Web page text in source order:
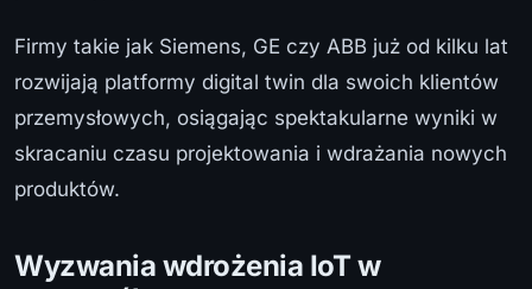
Firmy takie jak Siemens, GE czy ABB już od kilku lat
rozwijają platformy digital twin dla swoich klientów
przemysłowych, osiągając spektakularne wyniki w
skracaniu czasu projektowania i wdrażania nowych
produktów.
Wyzwania wdrożenia IoT w